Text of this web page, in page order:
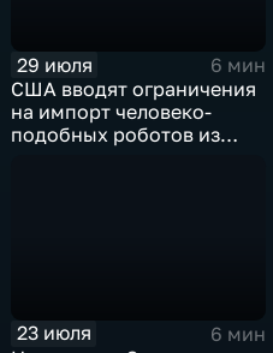
29 июля
6 мин
США вводят ограничения
на импорт человеко-
подобных роботов из
23 июля
6 мин